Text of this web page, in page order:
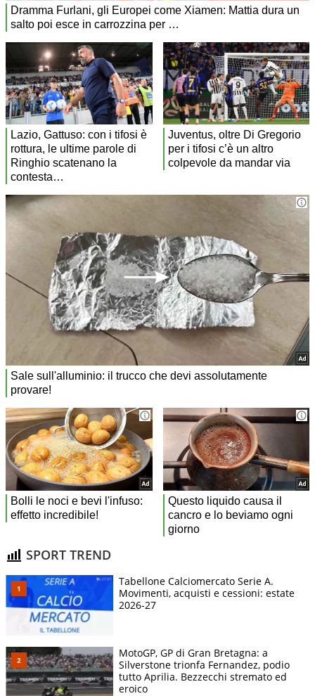
SPORT TREND
Tabellone Calciomercato Serie A.
Movimenti, acquisti e cessioni: estate
2026-27
MotoGP, GP di Gran Bretagna: a
Silverstone trionfa Fernandez, podio
tutto Aprilia. Bezzecchi stremato ed
eroico